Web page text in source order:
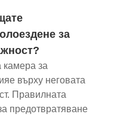
за
камера за
върху неговата
Правилната
предотвратяване